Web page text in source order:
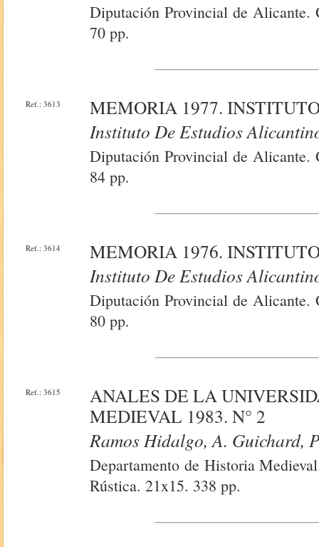
Diputación Provincial de Alicante.
70 pp.
Ref.: 3613
MEMORIA 1977.
Instituto De Estudios
Diputación Provincial de Alicante.
84 pp.
Ref.: 3614
MEMORIA 1976.
Instituto De Estudios
Diputación Provincial de Alicante.
80 pp.
Ref.: 3615
ANALES DE LA
MEDIEVAL 1983. N° 2
Ramos Hidalgo, A. Guichard,
Departamento de Historia
Rústica. 21x15. 338 pp.